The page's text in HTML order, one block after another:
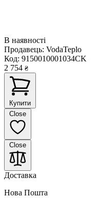
В наявності
Продавець: VodaTeplo
Код: 9150010001034CK
2 754 ₴
Купити
Close
Close
Доставка
Нова Пошта